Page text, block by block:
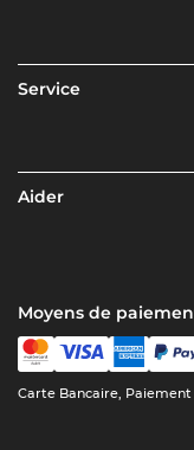
Service
Aider
Moyens de
Carte Bancaire,